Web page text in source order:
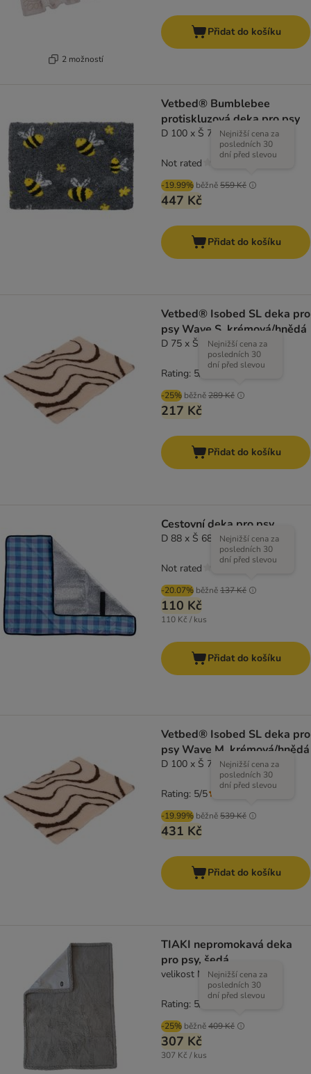
2 možností
Přidat do košíku
Vetbed® Bumblebee
protiskluzová deka pro psy
D 100 x Š 75 cm
-19.99% běžně559 Kč
Nejnižší cena za
posledních 30
dní před slevou
447 Kč
Not rated
Přidat do košíku
Vetbed® Isobed SL deka pro
psy Wave S, krémová/hnědá
D 75 x Š 50 cm
-25% běžně289 Kč
Nejnižší cena za
posledních 30
dní před slevou
217 Kč
Rating: 5/5
Přidat do košíku
Cestovní deka pro psy
D 88 x Š 68 cm
-20.07% běžně137 Kč
Nejnižší cena za
posledních 30
dní před slevou
110 Kč
110 Kč / kus
Not rated
Přidat do košíku
Vetbed® Isobed SL deka pro
psy Wave M, krémová/hnědá
D 100 x Š 75 cm
-19.99% běžně539 Kč
Nejnižší cena za
posledních 30
dní před slevou
431 Kč
Rating: 5/5
Přidat do košíku
TIAKI nepromokavá deka
pro psy, šedá
velikost M: D 101 x Š 73 cm
-25% běžně409 Kč
Nejnižší cena za
posledních 30
dní před slevou
307 Kč
307 Kč / kus
Rating: 5/5